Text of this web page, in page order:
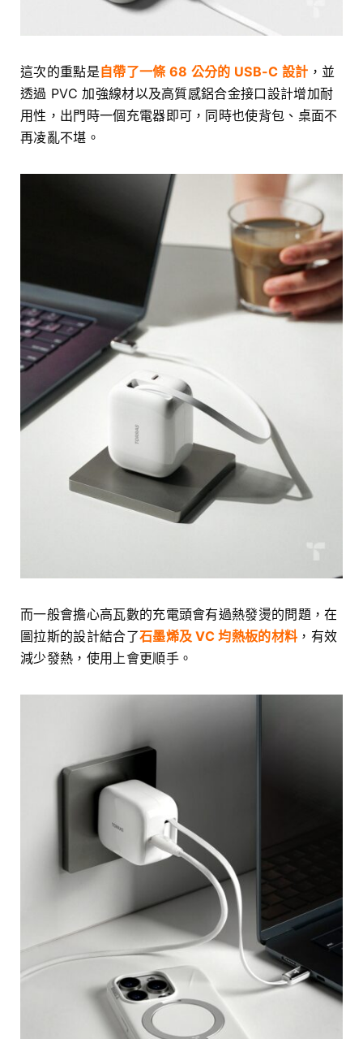
這次的重點是自帶了一條 68 公分的 USB-C 設計 ，並
透過 PVC 加強線材以及高質感鋁合金接口設計增加耐
用性，出門時一個充電器即可，同時也使背包、桌面不
再凌亂不堪。
而一般會擔心高瓦數的充電頭會有過熱發燙的問題，在
圖拉斯的設計結合了石墨烯及 VC 均熱板的材料 ，有效
減少發熱，使用上會更順手。